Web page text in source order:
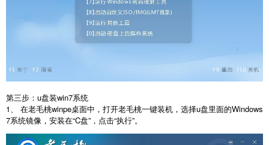
第三步：u盘装win7系统
1、 在老毛桃winpe桌面中，打开老毛桃一键装机，选择u盘里面的Windows
7系统镜像，安装在“C盘”，点击“执行”。